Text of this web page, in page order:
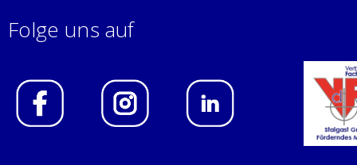
Folge uns auf